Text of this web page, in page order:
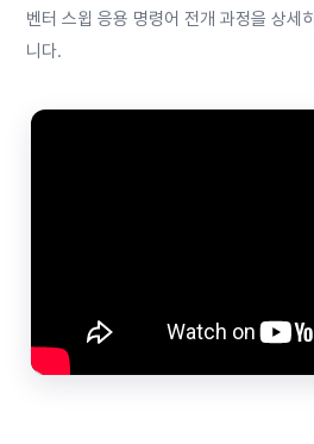
벤터 스윕 응용 명령어 전개 과정을 상세
니다.